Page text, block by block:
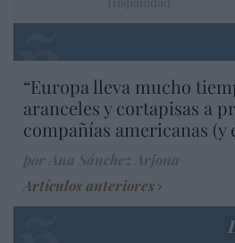
“Europa lleva mucho
aranceles y cortapisas a
compañías americanas (y
Artículos anteriores